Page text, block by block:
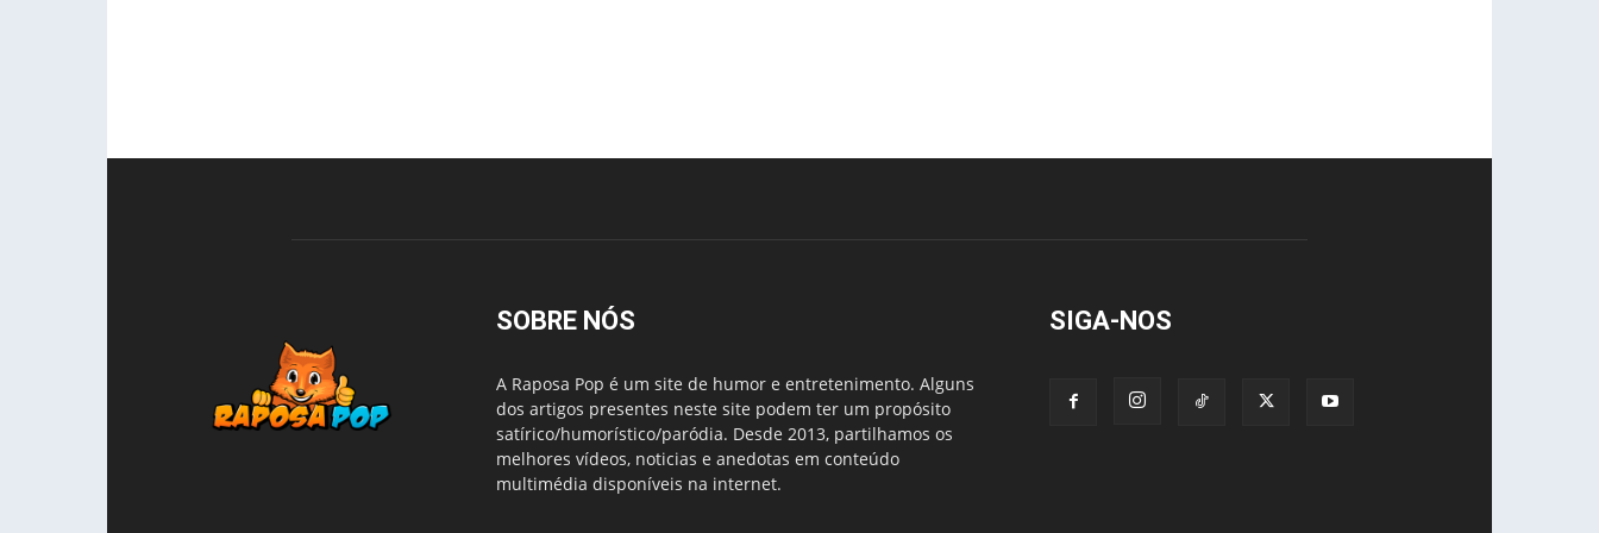
SOBRE NÓS
A Raposa Pop é um site de humor e entretenimento. Alguns
dos artigos presentes neste site podem ter um propósito
satírico/humorístico/paródia. Desde 2013, partilhamos os
melhores vídeos, noticias e anedotas em conteúdo
multimédia disponíveis na internet.
SIGA-NOS